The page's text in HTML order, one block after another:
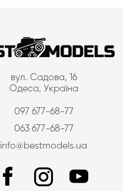
вул. Садова, 16
Одеса, Україна
097 677-68-77
063 677-68-77
info@bestmodels.ua